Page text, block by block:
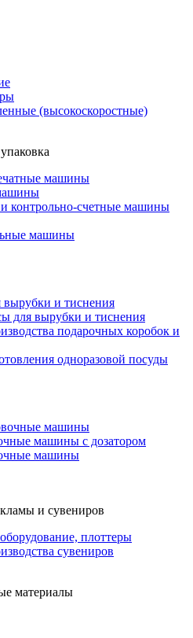
(высокоскоростные)
машины
контрольно-счетные машины
машины
вырубки и тиснения
для вырубки и тиснения
подарочных коробок и
одноразовой посуды
машины
машины с дозатором
машины
и сувениров
плоттеры
сувениров
материалы